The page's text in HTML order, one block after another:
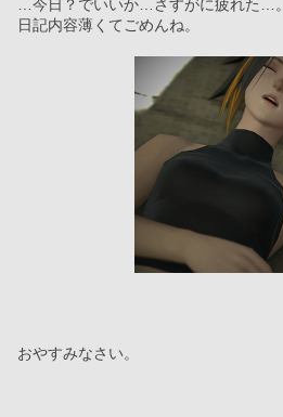
…今日？でいいか…さすがに疲れた…。
日記内容薄くてごめんね。
おやすみなさい。